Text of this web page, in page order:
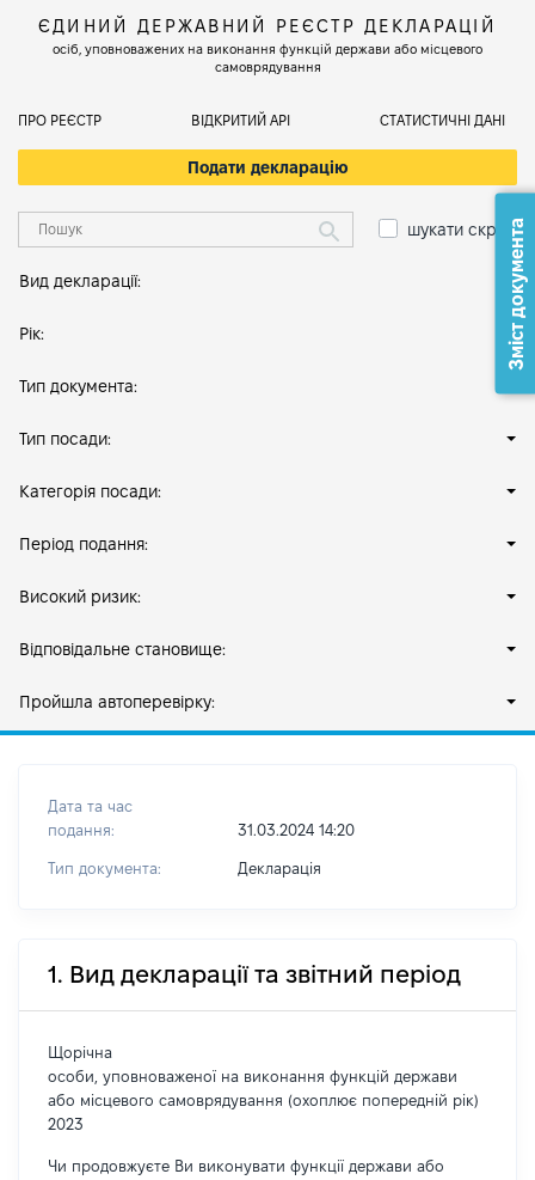
ЄДИНИЙ ДЕРЖАВНИЙ РЕЄСТР ДЕКЛАРАЦІЙ
осіб, уповноважених на виконання функцій держави або місцевого
самоврядування
ПРО РЕЄСТР ВІДКРИТИЙ АРІ СТАТИСТИЧНІ ДАНІ
Подати декларацію
шукати скрізь
Вид декларації:
Рік:
Тип документа:
Тип посади:
Категорія посади:
Період подання:
Високий ризик:
Відповідальне становище:
Пройшла автоперевірку:
Дата та час
подання:
31.03.2024 14:20
Тип документа: Декларація
1. Вид декларації та звітний період
Щорічна
особи, уповноваженої на виконання функцій держави
або місцевого самоврядування (охоплює попередній рік)
2023
Чи продовжуєте Ви виконувати функції держави або
Зміст документа